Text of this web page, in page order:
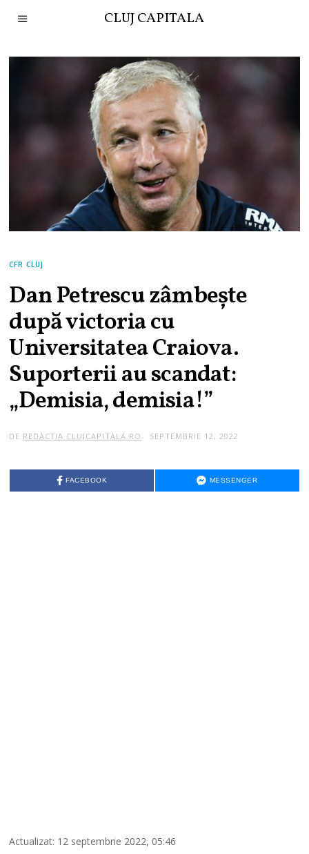
CLUJ CAPITALA
CFR CLUJ
Dan Petrescu zâmbește
după victoria cu
Universitatea Craiova.
Suporterii au scandat:
„Demisia, demisia!”
DE REDACȚIA CLUJCAPITALA.RO SEPTEMBRIE 12, 2022
FACEBOOK MESSENGER
Actualizat: 12 septembrie 2022, 05:46